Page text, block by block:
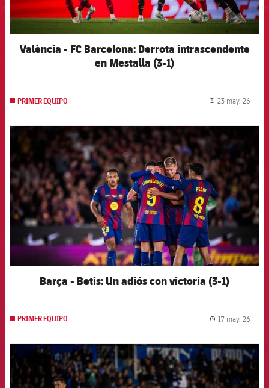
València - FC Barcelona: Derrota intrascendente
en Mestalla (3-1)
PRIMER EQUIPO 23 may. 26
FCB Barcelona badge
Barça - Betis: Un adiós con victoria (3-1)
PRIMER EQUIPO 17 may. 26
FCB Barcelona badge